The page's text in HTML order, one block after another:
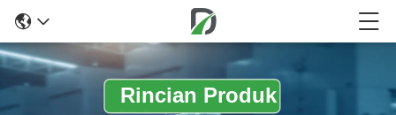
Rincian Produk